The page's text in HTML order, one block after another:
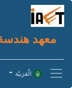
معهد هندسة
الْعَرَبيّة